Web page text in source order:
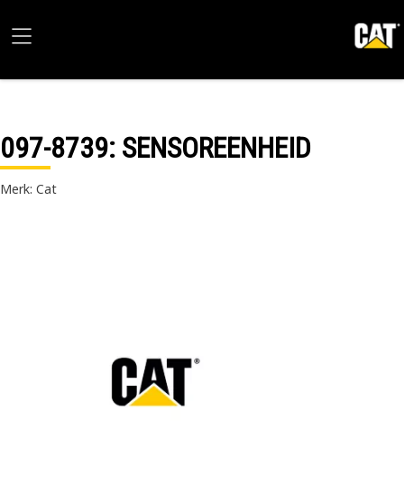
097-8739: SENSOREENHEID
Merk: Cat